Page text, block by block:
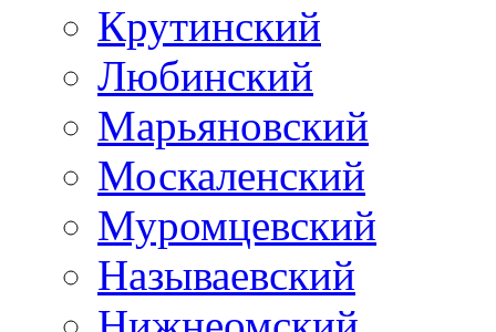
Крутинский
Любинский
Марьяновский
Москаленский
Муромцевский
Называевский